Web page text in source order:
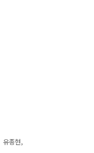
유종현